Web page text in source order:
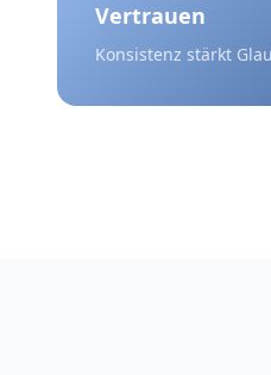
Vertrauen
Konsistenz stärkt